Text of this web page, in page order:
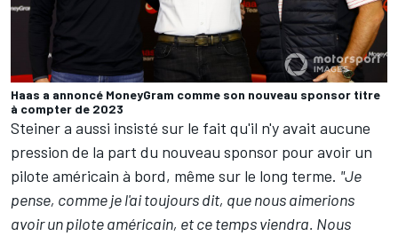
Haas a annoncé MoneyGram comme son nouveau sponsor titre
à compter de 2023
Steiner a aussi insisté sur le fait qu'il n'y avait aucune
pression de la part du nouveau sponsor pour avoir un
pilote américain à bord, même sur le long terme. "Je
pense, comme je l'ai toujours dit, que nous aimerions
avoir un pilote américain, et ce temps viendra. Nous